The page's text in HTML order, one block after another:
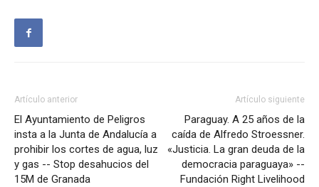
Artículo anterior
El Ayuntamiento de Peligros
insta a la Junta de Andalucía a
prohibir los cortes de agua, luz
y gas -- Stop desahucios del
15M de Granada
Artículo siguiente
Paraguay. A 25 años de la
caída de Alfredo Stroessner.
«Justicia. La gran deuda de la
democracia paraguaya» --
Fundación Right Livelihood